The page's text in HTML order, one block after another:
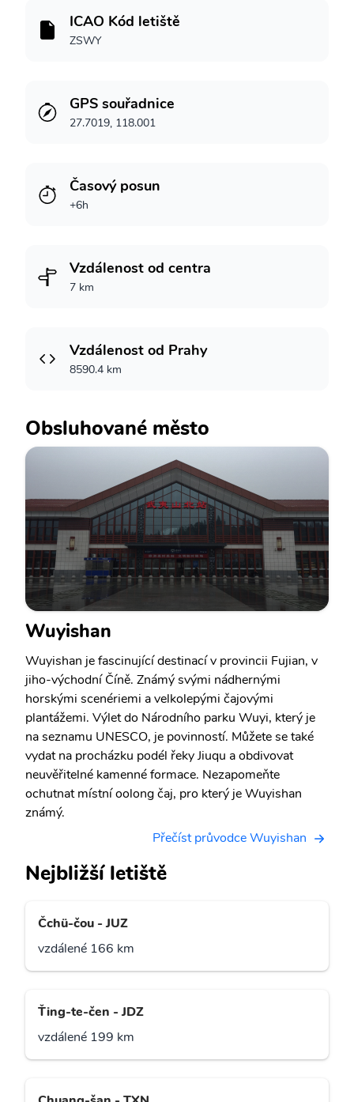
ICAO Kód letiště
ZSWY
GPS souřadnice
27.7019, 118.001
Časový posun
+6h
Vzdálenost od centra
7 km
Vzdálenost od Prahy
8590.4 km
Obsluhované město
Wuyishan
Wuyishan je fascinující destinací v provincii Fujian, v
jiho-východní Číně. Známý svými nádhernými
horskými scenériemi a velkolepými čajovými
plantážemi. Výlet do Národního parku Wuyi, který je
na seznamu UNESCO, je povinností. Můžete se také
vydat na procházku podél řeky Jiuqu a obdivovat
neuvěřitelné kamenné formace. Nezapomeňte
ochutnat místní oolong čaj, pro který je Wuyishan
známý.
Přečíst průvodce Wuyishan
Nejbližší letiště
Čchü-čou - JUZ
vzdálené 166 km
Ťing-te-čen - JDZ
vzdálené 199 km